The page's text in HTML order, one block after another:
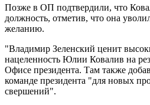
Позже в ОП подтвердили, что
должность, отметив, что она
желанию.
"Владимир Зеленский ценит
нацеленность Юлии Ковалив на
Офисе президента. Там также
команде президента "для новых
свершений".